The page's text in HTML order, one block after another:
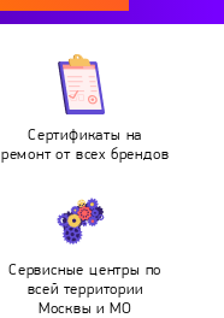
Сертификаты на
ремонт от всех брендов
Сервисные центры по
всей территории
Москвы и МО